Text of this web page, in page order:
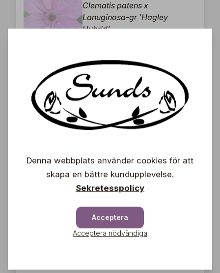
Clematis patens x
Lanuginosa-gr 'Hagley
Hybrid'
€
Atragene-klematis
Clematis alpina (Atragene-
Grp.) 'Albina plena'
15,90
€
Praktklematis
Clematis 'Warszawska Nike'
Denna webbplats använder cookies för att
skapa en bättre kundupplevelse.
Sekretesspolicy
Acceptera
Acceptera nödvändiga